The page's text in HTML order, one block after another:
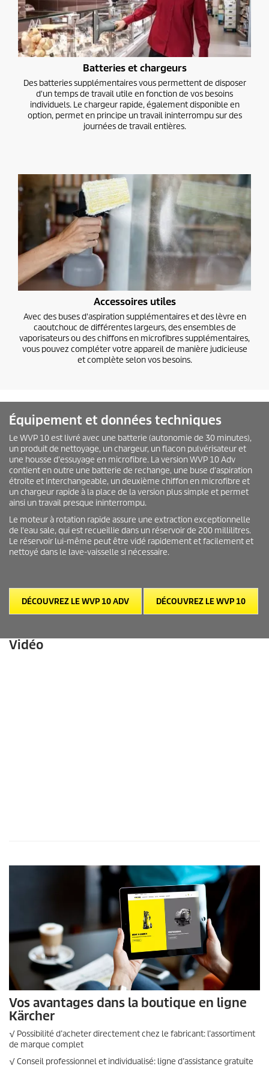
Batteries et chargeurs
Des batteries supplémentaires vous permettent de disposer
d'un temps de travail utile en fonction de vos besoins
individuels. Le chargeur rapide, également disponible en
option, permet en principe un travail ininterrompu sur des
journées de travail entières.
Accessoires utiles
Avec des buses d'aspiration supplémentaires et des lèvre en
caoutchouc de différentes largeurs, des ensembles de
vaporisateurs ou des chiffons en microfibres supplémentaires,
vous pouvez compléter votre appareil de manière judicieuse
et complète selon vos besoins.
Équipement et données techniques
Le WVP 10 est livré avec une batterie (autonomie de 30 minutes),
un produit de nettoyage, un chargeur, un flacon pulvérisateur et
une housse d'essuyage en microfibre. La version WVP 10 Adv
contient en outre une batterie de rechange, une buse d'aspiration
étroite et interchangeable, un deuxième chiffon en microfibre et
un chargeur rapide à la place de la version plus simple et permet
ainsi un travail presque ininterrompu.
Le moteur à rotation rapide assure une extraction exceptionnelle
de l'eau sale, qui est recueillie dans un réservoir de 200 millilitres.
Le réservoir lui-même peut être vidé rapidement et facilement et
nettoyé dans le lave-vaisselle si nécessaire.
DÉCOUVREZ LE WVP 10 ADV DÉCOUVREZ LE WVP 10
Vidéo
Vos avantages dans la boutique en ligne
Kärcher
√ Possibilité d’acheter directement chez le fabricant: l’assortiment
de marque complet
√ Conseil professionnel et individualisé: ligne d’assistance gratuite